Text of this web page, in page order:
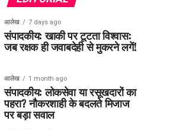
आलेख 7 days ago
संपादकीय: खाकी पर टूटता विश्वास:
जब रक्षक ही जवाबदेही से मुकरने लगें!
आलेख 1 month ago
संपादकीय: लोकसेवा या रसूखदारों का
पहरा? नौकरशाही के बदलते मिजाज
पर बड़ा सवाल